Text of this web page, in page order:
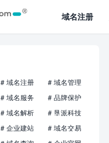
域名注册
# 域名注册
# 域名管理
# 域名服务
# 品牌保护
# 域名解析
# 垦派科技
# 企业建站
# 域名交易